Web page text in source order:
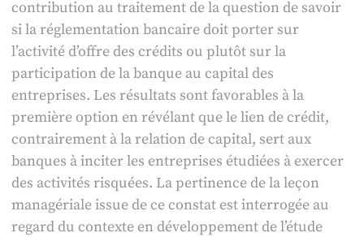
contribution au traitement de la question de savoir
si la réglementation bancaire doit porter sur
l’activité d’offre des crédits ou plutôt sur la
participation de la banque au capital des
entreprises. Les résultats sont favorables à la
première option en révélant que le lien de crédit,
contrairement à la relation de capital, sert aux
banques à inciter les entreprises étudiées à exercer
des activités risquées. La pertinence de la leçon
managériale issue de ce constat est interrogée au
regard du contexte en développement de l’étude